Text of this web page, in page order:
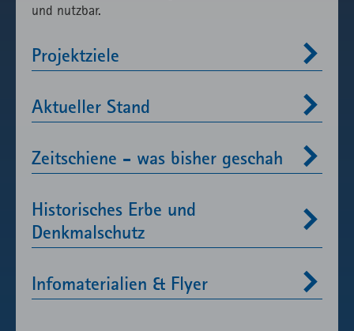
und nutzbar.
Projektziele
Aktueller Stand
Zeitschiene - was bisher geschah
Historisches Erbe und
Denkmalschutz
Infomaterialien & Flyer